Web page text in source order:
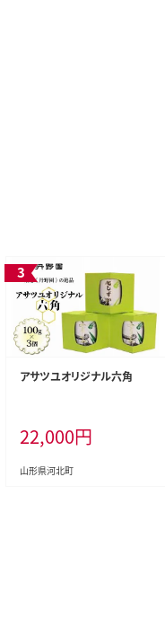
アサツユオリジナル六角
22,000円
山形県河北町